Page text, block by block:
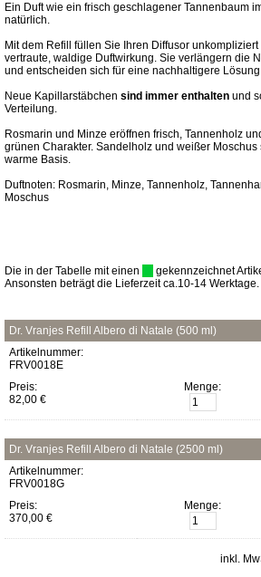
Ein Duft wie ein frisch geschlagener Tannenbaum
natürlich.
Mit dem Refill füllen Sie Ihren Diffusor
vertraute, waldige Duftwirkung. Sie verlängern die
und entscheiden sich für eine nachhaltigere
Neue Kapillarstäbchen sind immer enthalten und
Verteilung.
Rosmarin und Minze eröffnen frisch, Tannenholz
grünen Charakter. Sandelholz und weißer
warme Basis.
Duftnoten: Rosmarin, Minze, Tannenholz,
Moschus
Die in der Tabelle mit einen
gekennzeichnet
Ansonsten beträgt die Lieferzeit ca.10-14 Werktage.
Dr. Vranjes Refill Albero di Natale (500 ml)
Artikelnummer:
FRV0018E
Preis:
82,00 €
Menge:
Dr. Vranjes Refill Albero di Natale (2500 ml)
Artikelnummer:
FRV0018G
Preis:
370,00 €
Menge:
inkl.